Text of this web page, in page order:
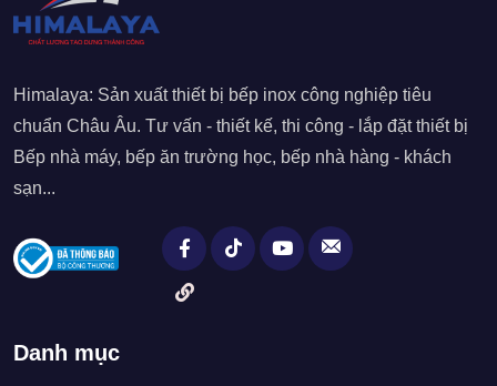
Himalaya: Sản xuất thiết bị bếp inox công nghiệp tiêu
chuẩn Châu Âu. Tư vấn - thiết kế, thi công - lắp đặt thiết bị
Bếp nhà máy, bếp ăn trường học, bếp nhà hàng - khách
sạn...
Danh mục